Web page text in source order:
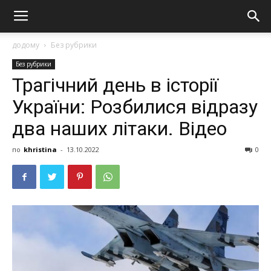
додому Без рубрики
Без рубрики
Трагічний день в історії
України: Розбилися відразу
два наших літаки. Відео
по khristina - 13.10.2022 0